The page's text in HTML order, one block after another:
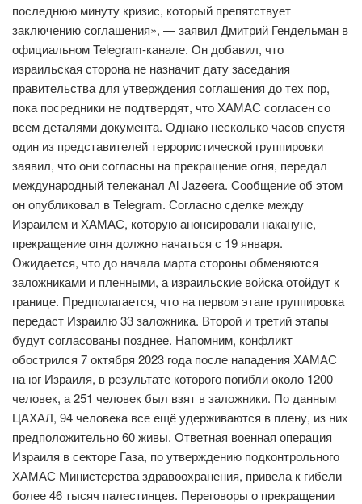
последнюю минуту кризис, который препятствует
заключению соглашения», — заявил Дмитрий Гендельман в
официальном Telegram-канале. Он добавил, что
израильская сторона не назначит дату заседания
правительства для утверждения соглашения до тех пор,
пока посредники не подтвердят, что ХАМАС согласен со
всем деталями документа. Однако несколько часов спустя
один из представителей террористической группировки
заявил, что они согласны на прекращение огня, передал
международный телеканал Al Jazeera. Сообщение об этом
он опубликовал в Telegram. Согласно сделке между
Израилем и ХАМАС, которую анонсировали накануне,
прекращение огня должно начаться с 19 января.
Ожидается, что до начала марта стороны обменяются
заложниками и пленными, а израильские войска отойдут к
границе. Предполагается, что на первом этапе группировка
передаст Израилю 33 заложника. Второй и третий этапы
будут согласованы позднее. Напомним, конфликт
обострился 7 октября 2023 года после нападения ХАМАС
на юг Израиля, в результате которого погибли около 1200
человек, а 251 человек был взят в заложники. По данным
ЦАХАЛ, 94 человека все ещё удерживаются в плену, из них
предположительно 60 живы. Ответная военная операция
Израиля в секторе Газа, по утверждению подконтрольного
ХАМАС Министерства здравоохранения, привела к гибели
более 46 тысяч палестинцев. Переговоры о прекращении